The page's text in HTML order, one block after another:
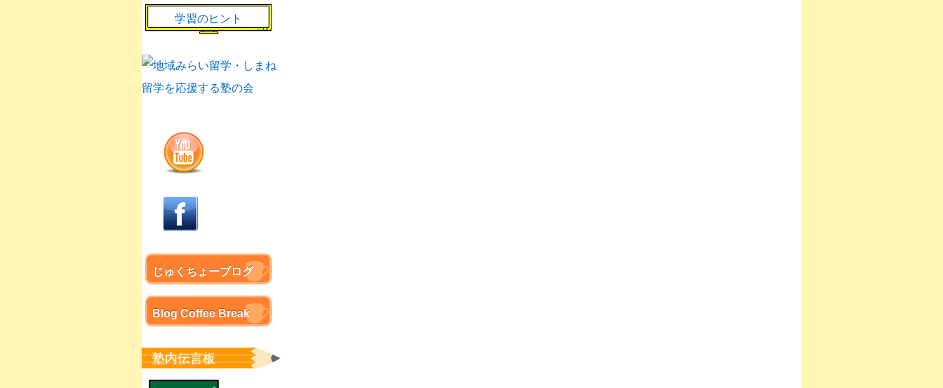
学習のヒント
じゅくちょーブログ
Blog Coffee Break
塾内伝言板